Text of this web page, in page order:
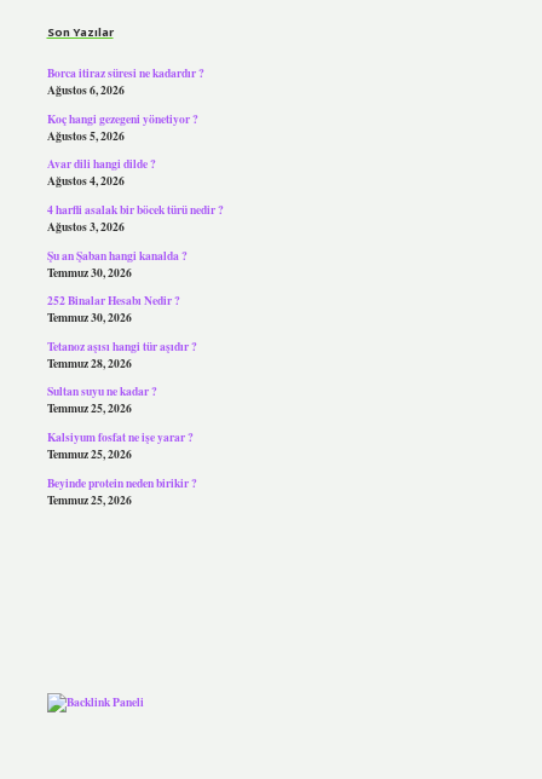
Son Yazılar
Borca itiraz süresi ne kadardır ?
Ağustos 6, 2026
Koç hangi gezegeni yönetiyor ?
Ağustos 5, 2026
Avar dili hangi dilde ?
Ağustos 4, 2026
4 harfli asalak bir böcek türü nedir ?
Ağustos 3, 2026
Şu an Şaban hangi kanalda ?
Temmuz 30, 2026
252 Binalar Hesabı Nedir ?
Temmuz 30, 2026
Tetanoz aşısı hangi tür aşıdır ?
Temmuz 28, 2026
Sultan suyu ne kadar ?
Temmuz 25, 2026
Kalsiyum fosfat ne işe yarar ?
Temmuz 25, 2026
Beyinde protein neden birikir ?
Temmuz 25, 2026